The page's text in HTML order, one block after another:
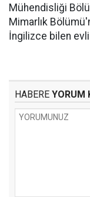
Mühendisliği
Mimarlık
İngilizce bilen
HABERE YORUM